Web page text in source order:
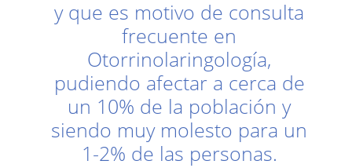
y que es motivo de consulta
frecuente en
Otorrinolaringología,
pudiendo afectar a cerca de
un 10% de la población y
siendo muy molesto para un
1-2% de las personas.